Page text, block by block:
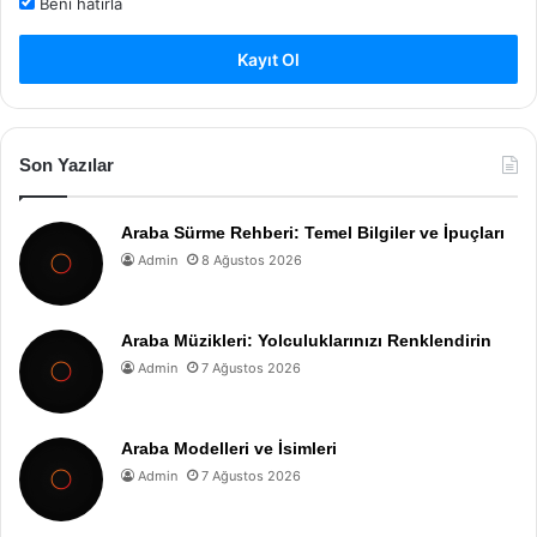
Kayıt Ol
Son Yazılar
Araba Sürme Rehberi: Temel Bilgiler ve İpuçları
Admin 8 Ağustos 2026
Araba Müzikleri: Yolculuklarınızı Renklendirin
Admin 7 Ağustos 2026
Araba Modelleri ve İsimleri
Admin 7 Ağustos 2026